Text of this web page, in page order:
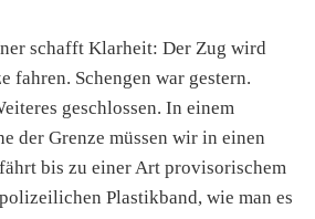
schafft Klarheit: Der Zug wird
fahren. Schengen war gestern.
geschlossen. In einem
der Grenze müssen wir in einen
bis zu einer Art provisorischem
Plastikband, wie man es